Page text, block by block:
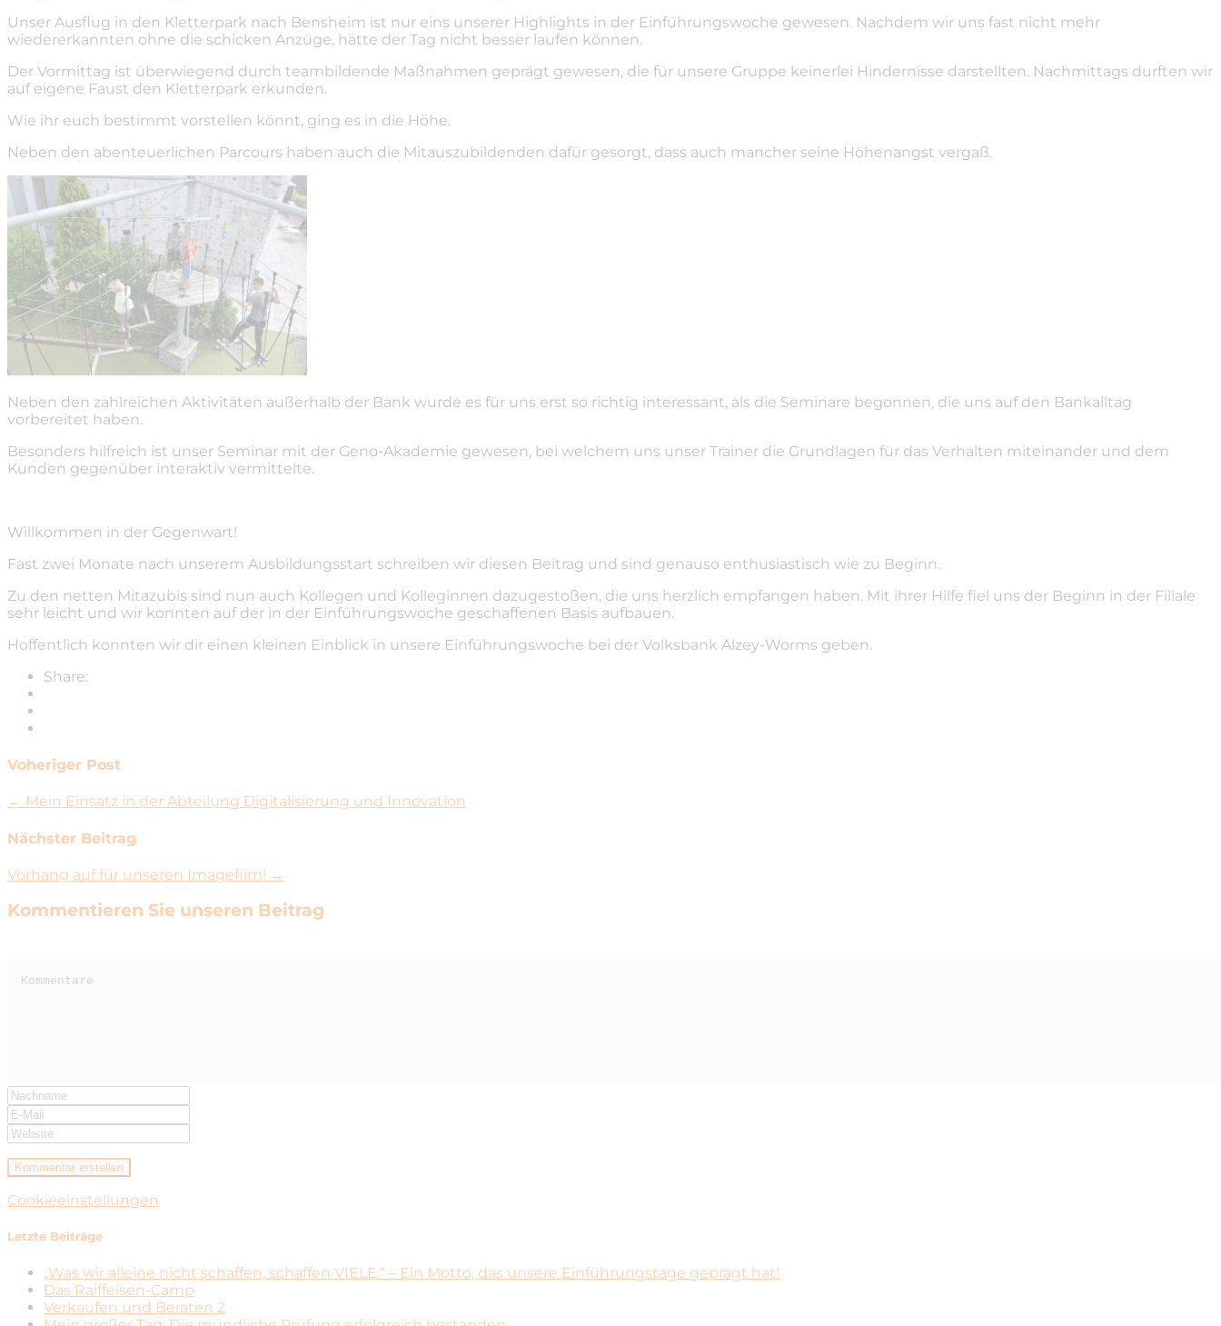
Unser Ausflug in den Kletterpark nach Bensheim ist nur eins unserer Highlights in der Einführungswoche gewesen. Nachdem wir uns fast nicht mehr
wiedererkannten ohne die schicken Anzüge, hätte der Tag nicht besser laufen können.
Der Vormittag ist überwiegend durch teambildende Maßnahmen geprägt gewesen, die für unsere Gruppe keinerlei Hindernisse darstellten. Nachmittags durften wir
auf eigene Faust den Kletterpark erkunden.
Wie ihr euch bestimmt vorstellen könnt, ging es in die Höhe.
Neben den abenteuerlichen Parcours haben auch die Mitauszubildenden dafür gesorgt, dass auch mancher seine Höhenangst vergaß.
Neben den zahlreichen Aktivitäten außerhalb der Bank wurde es für uns erst so richtig interessant, als die Seminare begonnen, die uns auf den Bankalltag
vorbereitet haben.
Besonders hilfreich ist unser Seminar mit der Geno-Akademie gewesen, bei welchem uns unser Trainer die Grundlagen für das Verhalten miteinander und dem
Kunden gegenüber interaktiv vermittelte.
Willkommen in der Gegenwart!
Fast zwei Monate nach unserem Ausbildungsstart schreiben wir diesen Beitrag und sind genauso enthusiastisch wie zu Beginn.
Zu den netten Mitazubis sind nun auch Kollegen und Kolleginnen dazugestoßen, die uns herzlich empfangen haben. Mit ihrer Hilfe fiel uns der Beginn in der Filiale
sehr leicht und wir konnten auf der in der Einführungswoche geschaffenen Basis aufbauen.
Hoffentlich konnten wir dir einen kleinen Einblick in unsere Einführungswoche bei der Volksbank Alzey-Worms geben.
Share:
Voheriger Post
← Mein Einsatz in der Abteilung Digitalisierung und Innovation
Nächster Beitrag
Vorhang auf für unseren Imagefilm! →
Kommentieren Sie unseren Beitrag
Cookieeinstellungen
Letzte Beiträge
„Was wir alleine nicht schaffen, schaffen VIELE.“ – Ein Motto, das unsere Einführungstage geprägt hat!
Das Raiffeisen-Camp
Verkaufen und Beraten 2